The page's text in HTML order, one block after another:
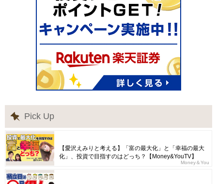
Pick Up
【愛沢えみりと考える】「富の最大化」と「幸福の最大
化」、投資で目指すのはどっち？【Money&YouTV】
Money＆You